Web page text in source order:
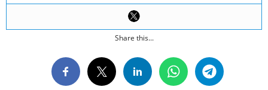
Share this...